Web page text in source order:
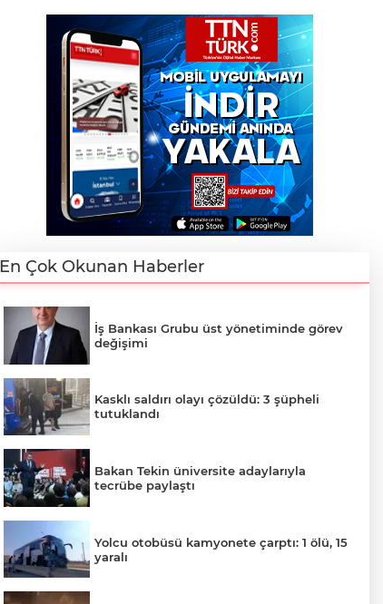
En Çok Okunan Haberler
İş Bankası Grubu üst yönetiminde görev
değişimi
Kasklı saldırı olayı çözüldü: 3 şüpheli
tutuklandı
Bakan Tekin üniversite adaylarıyla
tecrübe paylaştı
Yolcu otobüsü kamyonete çarptı: 1 ölü, 15
yaralı